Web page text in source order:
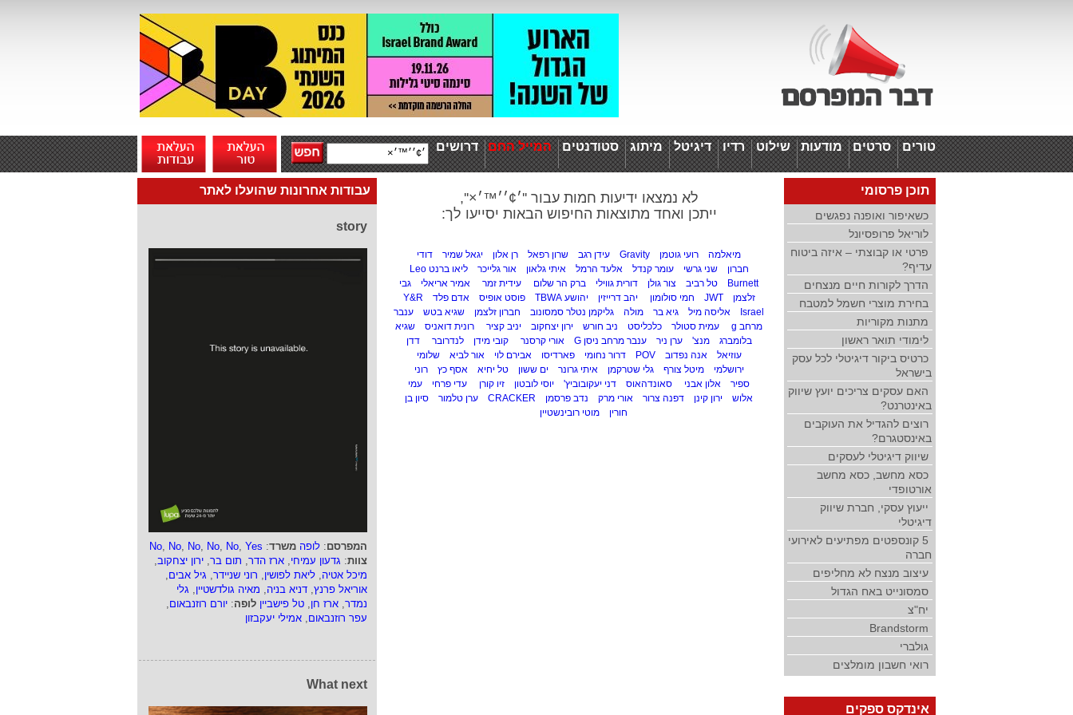
טורים סרטים מודעות שילוט רדיו דיגיטל מיתוג סטודנטים המייל החם דרושים
עבודות אחרונות שהועלו לאתר
story
המפרסם: לופה משרד:
No, No, No, No, No, Yes
צוות: גדעון עמיחי, ארז הדר, תום בר, ירון יצחקוב,
מיכל אטיה, ליאת לפושין, רוני שניידר, גיל אבים,
אוריאל פרנץ, דניא בניה, מאיה גולדשטיין, גלי
נמדר, ארז חן, טל פישביין לופה: יורם רוזנבאום,
עפר רוזנבאום, אמילי יעקבזון
What next
לא נמצאו ידיעות חמות עבור ''׳¢׳׳™׳×'',
ייתכן ואחד מתוצאות החיפוש הבאות יסייעו לך:
מיאלמה רועי גוטמן Gravity עידן רגב שרון רפאל רן אלון יגאל שמיר
דודי
חברון
שני גרשי עומר קנדל אלעד הרמל איתי גלאון אור גלייכר
ליאו ברנט Leo
Burnett
טל רביב צור גולן דורית גווילי ברק הר שלום עידית זמר אמיר אריאלי
גבי
זלצמן
JWT חמי סולומון יהב דרייזין יהושע TBWA פוסט אופיס אדם פלד
Y&R
Israel
אליסה מיל גיא בר מולה גליקמן נטלר סמסונוב חברון זלצמן שגיא בטש
ענבר
מרחב g
עמית סטולר כלכליסט ניב חורש ירון יצחקוב יניב קציר רונית דואניס
שגיא
בלומברג
מנצ' ערן ניר ענבר מרחב ניסן G אורי קרסנר קובי מידן לנדרובר
דדן
עוזיאל
אנה נפדוב POV דרור נחומי פארדיסו אבירם לוי אור לביא
שלומי
ירושלמי
מיטל צורף גלי שטרקמן איתי גרונר ים ששון טל יחיא אסף כץ
רוני
ספיר
אלון אבני סאונדהאוס דני יעקובוביץ' יוסי לובטון זיו קורן עדי פרחי
עמי
אלוש
ירון קינן דפנה צרור אורי מרק נדב פרסמן CRACKER ערן טלמור
סיון בן
חורין
מוטי רובינשטיין
תוכן פרסומי
כשאיפור ואופנה נפגשים
לוריאל פרופסיונל
פרטי או קבוצתי – איזה ביטוח
עדיף?
הדרך לקורות חיים מנצחים
בחירת מוצרי חשמל למטבח
מתנות מקוריות
לימודי תואר ראשון
כרטיס ביקור דיגיטלי לכל עסק
בישראל
האם עסקים צריכים יועץ שיווק
באינטרנט?
רוצים להגדיל את העוקבים
באינסטגרם?
שיווק דיגיטלי לעסקים
כסא מחשב, כסא מחשב
אורטופדי
ייעוץ עסקי, חברת שיווק
דיגיטלי
5 קונספטים מפתיעים לאירועי
חברה
עיצוב מנצח לא מחליפים
סמסונייט באח הגדול
יח"צ
Brandstorm
גולברי
רואי חשבון מומלצים
אינדקס ספקים